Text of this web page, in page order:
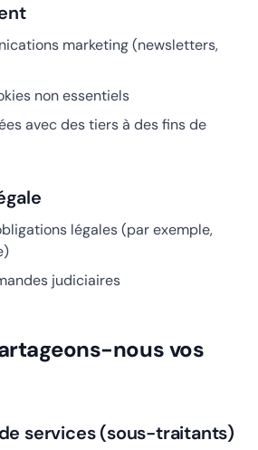
marketing (newsletters,
non essentiels
avec des tiers à des fins de
légales (par exemple,
judiciaires
nous vos
services (sous-traitants)